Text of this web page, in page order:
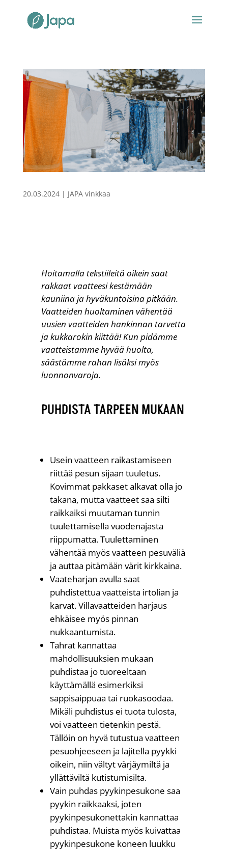
20.03.2024| JAPA vinkkaa
Hoitamalla tekstiileitä oikein saat
rakkaat vaatteesikestämään
kauniina ja hyväkuntoisina pitkään.
Vaatteiden huoltaminen vähentää
uusien vaatteiden hankinnan tarvetta
ja kukkarokin kiittää! Kun pidämme
vaatteistamme hyvää huolta,
säästämme rahan lisäksi myös
luonnonvaroja.
PUHDISTA TARPEEN MUKAAN
Usein vaatteen raikastamiseen
riittää pesun sijaan tuuletus.
Kovimmat pakkaset alkavat olla jo
takana, mutta vaatteet saa silti
raikkaiksi muutaman tunnin
tuulettamisella vuodenajasta
riippumatta. Tuulettaminen
vähentää myös vaatteen pesuväliä
ja auttaa pitämään värit kirkkaina.
Vaateharjan avulla saat
puhdistettua vaatteista irtolian ja
karvat. Villavaatteiden harjaus
ehkäisee myös pinnan
nukkaantumista.
Tahrat kannattaa
mahdollisuuksien mukaan
puhdistaa jo tuoreeltaan
käyttämällä esimerkiksi
sappisaippuaa tai ruokasoodaa.
Mikäli puhdistus ei tuota tulosta,
voi vaatteen tietenkin pestä.
Tällöin on hyvä tutustua vaatteen
pesuohjeeseen ja lajitella pyykki
oikein, niin vältyt värjäymiltä ja
yllättäviltä kutistumisilta.
Vain puhdas pyykinpesukone saa
pyykin raikkaaksi, joten
pyykinpesukonettakin kannattaa
puhdistaa. Muista myös kuivattaa
pyykinpesukone koneen luukku